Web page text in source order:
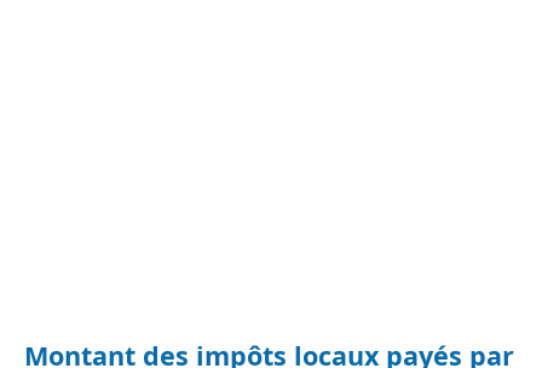
Montant des impôts locaux payés par